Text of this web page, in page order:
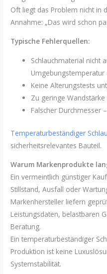
Oft liegt das Problem nicht in
Annahme: „Das wird schon
Typische Fehlerquellen:
Schlauchmaterial nicht
Keine Alterungstests
Zu geringe Wandstärke
Falscher Durchmesser
Temperaturbeständiger
sicherheitsrelevantes Bauteil.
Warum Markenprodukte
Ein vermeintlich günstiger
Stillstand, Ausfall oder
Markenhersteller liefern
Leistungsdaten, belastbaren
Beratung.
Ein temperaturbeständiger
Produktion ist keine
Systemstabilität.